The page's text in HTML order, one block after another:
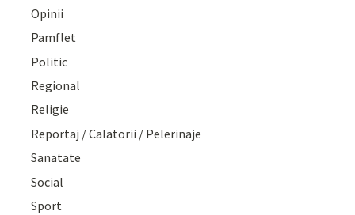
Opinii
Pamflet
Politic
Regional
Religie
Reportaj / Calatorii / Pelerinaje
Sanatate
Social
Sport